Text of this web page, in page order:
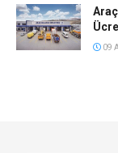
09